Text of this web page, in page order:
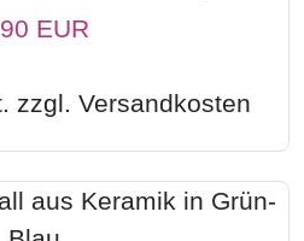
EUR
zzgl. Versandkosten